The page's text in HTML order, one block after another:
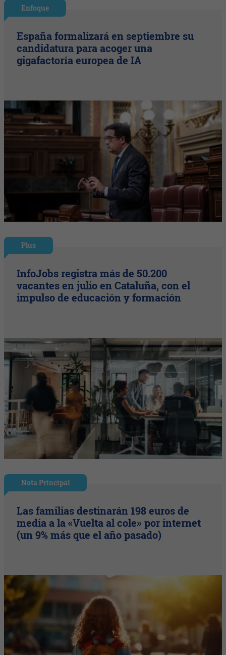
Enfoque
España formalizará en septiembre su
candidatura para acoger una
gigafactoría europea de IA
Plus
InfoJobs registra más de 50.200
vacantes en julio en Cataluña, con el
impulso de educación y formación
Nota Principal
Las familias destinarán 198 euros de
media a la «Vuelta al cole» por internet
(un 9% más que el año pasado)